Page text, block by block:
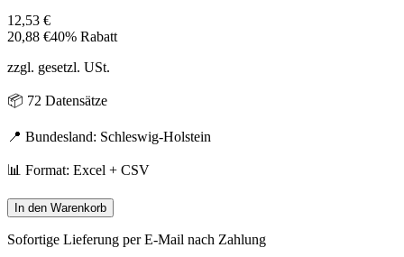
12,53 €
20,88 €40% Rabatt
zzgl. gesetzl. USt.
📦 72 Datensätze
📍 Bundesland: Schleswig-Holstein
📊 Format: Excel + CSV
In den Warenkorb
Sofortige Lieferung per E-Mail nach Zahlung